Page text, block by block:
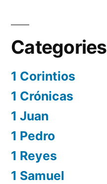
Categories
1 Corintios
1 Crónicas
1 Juan
1 Pedro
1 Reyes
1 Samuel